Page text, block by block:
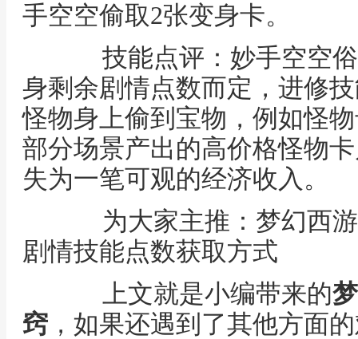
手空空偷取2张变身卡。
技能点评：妙手空空俗
身剩余剧情点数而定，进修
怪物身上偷到宝物，例如怪
部分场景产出的高价格怪物
失为一笔可观的经济收入。
为大家主推：梦幻西游
剧情技能点数获取方式
上文就是小编带来的
窍 ，如果还遇到了其他方面